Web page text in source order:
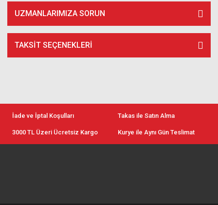
UZMANLARIMIZA SORUN
TAKSIT SEÇENEKLERI
İade ve İptal Koşulları Takas ile Satın Alma
3000 TL Üzeri Ücretsiz Kargo Kurye ile Aynı Gün Teslimat